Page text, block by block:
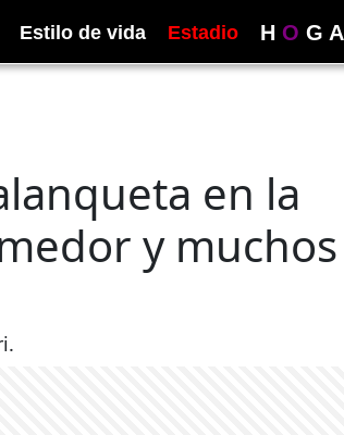
Estilo de vida Estadio H O G A
en la
y muchos